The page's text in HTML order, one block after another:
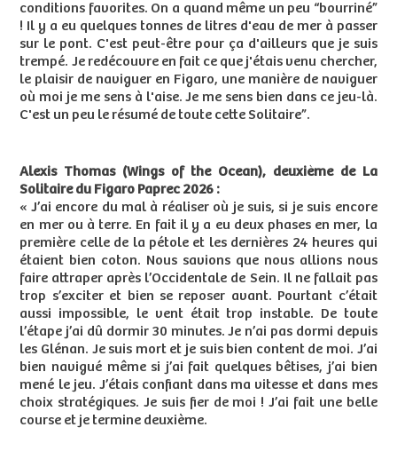
conditions favorites. On a quand même un peu “bourriné”
! Il y a eu quelques tonnes de litres d'eau de mer à passer
sur le pont. C'est peut-être pour ça d'ailleurs que je suis
trempé. Je redécouvre en fait ce que j'étais venu chercher,
le plaisir de naviguer en Figaro, une manière de naviguer
où moi je me sens à l'aise. Je me sens bien dans ce jeu-là.
C'est un peu le résumé de toute cette Solitaire”.
Alexis Thomas (Wings of the Ocean), deuxième de La
Solitaire du Figaro Paprec 2026 :
« J’ai encore du mal à réaliser où je suis, si je suis encore
en mer ou à terre. En fait il y a eu deux phases en mer, la
première celle de la pétole et les dernières 24 heures qui
étaient bien coton. Nous savions que nous allions nous
faire attraper après l’Occidentale de Sein. Il ne fallait pas
trop s’exciter et bien se reposer avant. Pourtant c’était
aussi impossible, le vent était trop instable. De toute
l’étape j’ai dû dormir 30 minutes. Je n’ai pas dormi depuis
les Glénan. Je suis mort et je suis bien content de moi. J’ai
bien navigué même si j’ai fait quelques bêtises, j’ai bien
mené le jeu. J’étais confiant dans ma vitesse et dans mes
choix stratégiques. Je suis fier de moi ! J’ai fait une belle
course et je termine deuxième.